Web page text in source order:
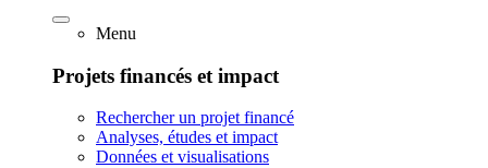
Menu
Projets financés et impact
Rechercher un projet financé
Analyses, études et impact
Données et visualisations